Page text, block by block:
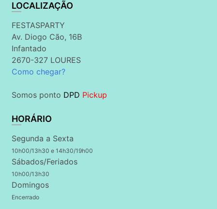
LOCALIZAÇÃO
FESTASPARTY
Av. Diogo Cão, 16B
Infantado
2670-327 LOURES
Como chegar?
Somos ponto DPD Pickup
HORÁRIO
Segunda a Sexta
10h00/13h30 e 14h30/19h00
Sábados/Feriados
10h00/13h30
Domingos
Encerrado